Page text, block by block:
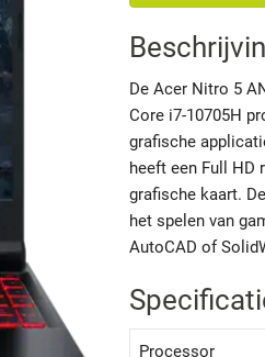
De Acer Nitro 5
Core i7-10705H
grafische
heeft een Full HD
grafische kaart.
het spelen van
AutoCAD of
Processor